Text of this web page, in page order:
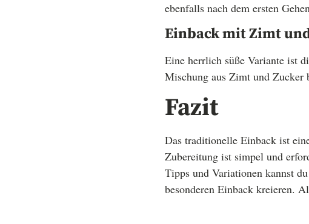
ebenfalls nach dem ersten
Einback mit Zimt
Eine herrlich süße Variante ist
Mischung aus Zimt und Zucker
Fazit
Das traditionelle Einback ist
Zubereitung ist simpel und
Tipps und Variationen kannst
besonderen Einback kreieren.